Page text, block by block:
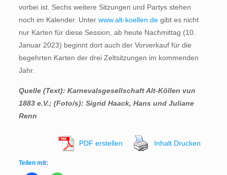
vorbei ist. Sechs weitere Sitzungen und Partys stehen
noch im Kalender. Unter www.alt-koellen.degibt es nicht
nur Karten für diese Session, ab heute Nachmittag (10.
Januar 2023) beginnt dort auch der Vorverkauf für die
begehrten Karten der drei Zeltsitzungen im kommenden
Jahr.
Quelle (Text): Karnevalsgesellschaft Alt-Köllen vun
1883 e.V.; (Foto/s): Sigrid Haack, Hans und Juliane
Renn
PDF erstellen Inhalt Drucken
Teilen mit: